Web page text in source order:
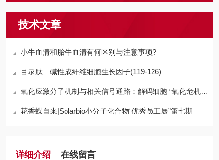
技术文章
小牛血清和胎牛血清有何区别与注意事项?
目录肽—碱性成纤维细胞生长因子(119-126)
氧化应激分子机制与相关信号通路：解码细胞 “氧化危机” 的底层逻辑
花香蝶自来|Solarbio小分子化合物“优秀员工展”第七期
详细介绍 在线留言